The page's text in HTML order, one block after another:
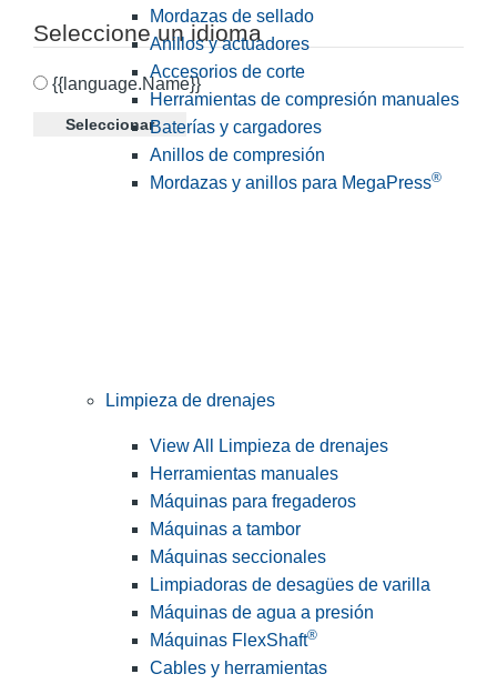
Seleccione un idioma
{{language.Name}}
Seleccionar
Mordazas de sellado
Anillos y actuadores
Accesorios de corte
Herramientas de compresión manuales
Baterías y cargadores
Anillos de compresión
Mordazas y anillos para MegaPress®
Limpieza de drenajes
View All Limpieza de drenajes
Herramientas manuales
Máquinas para fregaderos
Máquinas a tambor
Máquinas seccionales
Limpiadoras de desagües de varilla
Máquinas de agua a presión
Máquinas FlexShaft®
Cables y herramientas